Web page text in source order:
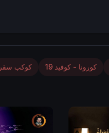
كورونا - كوفيد 19 كوكب سقر